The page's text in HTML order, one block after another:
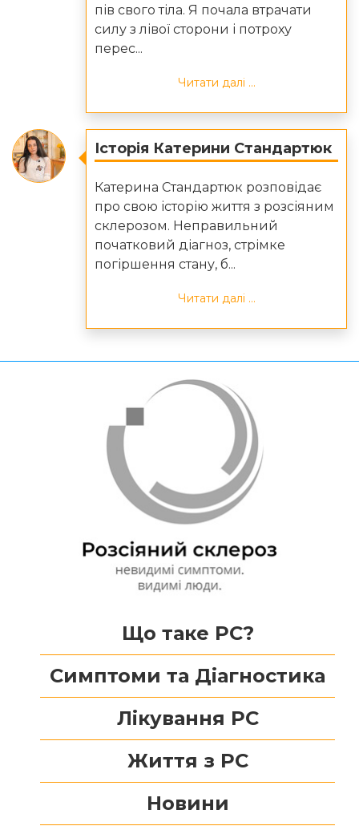
пів свого тіла. Я почала втрачати
силу з лівої сторони і потроху
перес...
Читати далі ...
Історія Катерини Стандартюк
Катерина Стандартюк розповідає
про свою історію життя з розсіяним
склерозом. Неправильний
початковий діагноз, стрімке
погіршення стану, б...
Читати далі ...
Що таке РС?
Симптоми та Діагностика
Лікування РС
Життя з РС
Новини